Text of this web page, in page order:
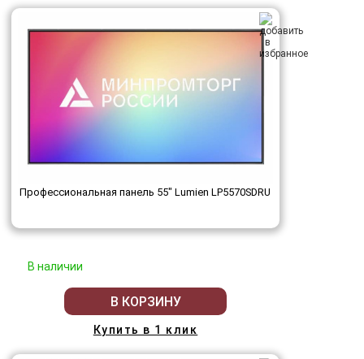
Профессиональная панель 55" Lumien LP5570SDRU
В наличии
В КОРЗИНУ
Купить в 1 клик